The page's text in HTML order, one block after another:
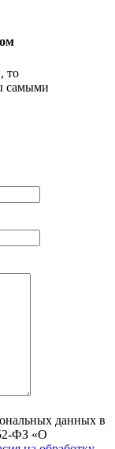
то
самыми
данных в
ФЗ «О